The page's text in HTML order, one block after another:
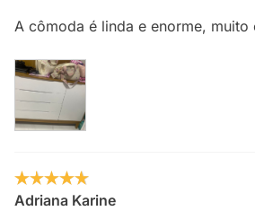
A cômoda é linda e enorme, muito
Adriana Karine